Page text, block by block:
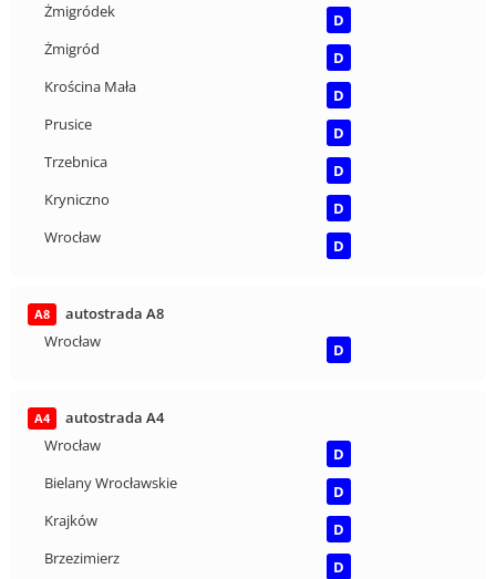
Żmigródek
D
Żmigród
D
Krościna Mała
D
Prusice
D
Trzebnica
D
Kryniczno
D
Wrocław
D
A8
autostrada A8
Wrocław
D
A4
autostrada A4
Wrocław
D
Bielany Wrocławskie
D
Krajków
D
Brzezimierz
D